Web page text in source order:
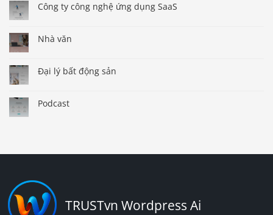
Công ty công nghệ ứng dụng SaaS
Nhà văn
Đại lý bất động sản
Podcast
TRUSTvn Wordpress Ai